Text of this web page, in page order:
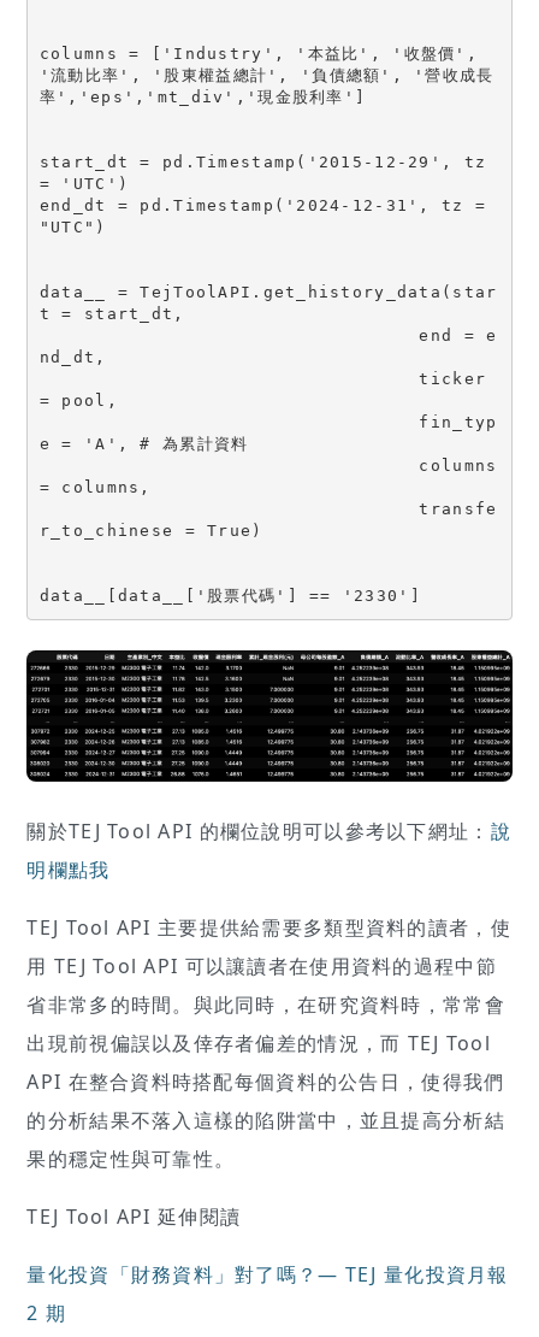
columns = ['Industry', '本益比', '收盤價',
'流動比率', '股東權益總計', '負債總額', '營收成長
率','eps','mt_div','現金股利率']
start_dt = pd.Timestamp('2015-12-29', tz
= 'UTC')
end_dt = pd.Timestamp('2024-12-31', tz =
"UTC")
data__ = TejToolAPI.get_history_data(star
t = start_dt,
                                  end = e
nd_dt,
                                  ticker
= pool,
e = 'A', # 為累計資料
= columns,
                                  transfe
r_to_chinese = True)
關於TEJ Tool API 的欄位說明可以參考以下網址： 說
明欄點我
TEJ Tool API 主要提供給需要多類型資料的讀者，使
用 TEJ Tool API 可以讓讀者在使用資料的過程中節
省非常多的時間。與此同時，在研究資料時，常常會
出現前視偏誤以及倖存者偏差的情況，而 TEJ Tool
API 在整合資料時搭配每個資料的公告日，使得我們
的分析結果不落入這樣的陷阱當中，並且提高分析結
果的穩定性與可靠性。
TEJ Tool API 延伸閱讀
量化投資「財務資料」對了嗎？— TEJ 量化投資月報
2 期